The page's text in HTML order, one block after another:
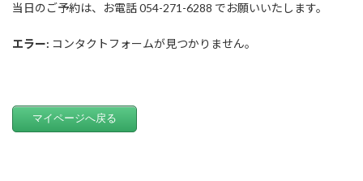
当日のご予約は、お電話 054-271-6288 でお願いいたします。
エラー: コンタクトフォームが見つかりません。
マイページへ戻る